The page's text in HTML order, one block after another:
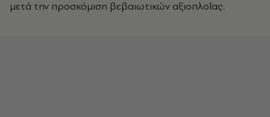
μετά την προσκόμιση βεβαιωτικών αξιοπλοΐας.